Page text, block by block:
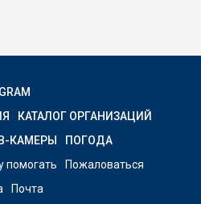
КАТАЛОГ ОРГАНИЗАЦИЙ
КАМЕРЫ
ПОГОДА
помогать
Пожаловаться
Почта